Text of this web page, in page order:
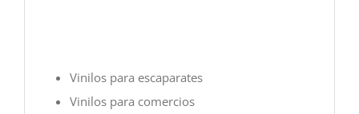
Vinilos para escaparates
Vinilos para comercios